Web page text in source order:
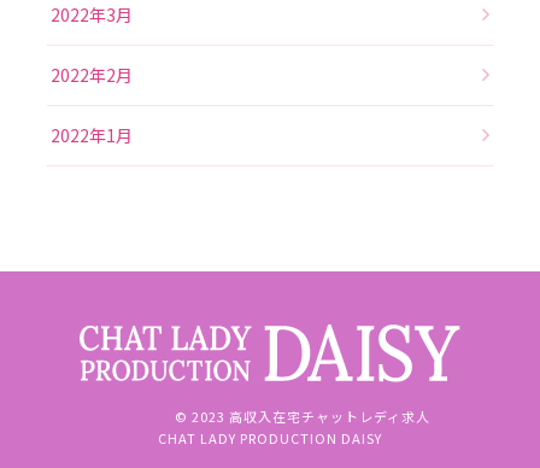
2022年3月
2022年2月
2022年1月
© 2023 高収入在宅チャットレディ求人
CHAT LADY PRODUCTION DAISY